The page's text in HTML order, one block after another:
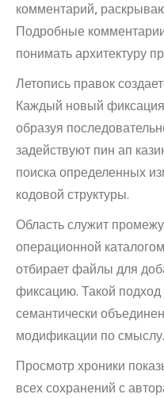
комментарий,
Подробные
понимать архитектуру
Летопись правок
Каждый новый
образуя
задействуют пин ап
поиска определенных
кодовой структуры.
Область служит
операционной
отбирает файлы для
фиксацию. Такой
семантически
модификации по смыслу.
Просмотр хроники
всех сохранений с